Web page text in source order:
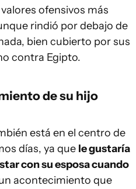
ofensivos más
rindió por debajo de
bien cubierto por sus
contra Egipto.
de su hijo
está en el centro de
días, ya que le gustaría
con su esposa cuando
acontecimiento que